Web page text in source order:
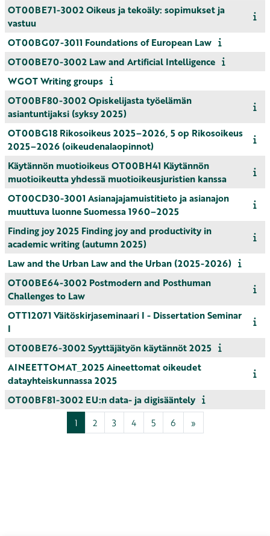
OT00BE71-3002 Oikeus ja tekoäly: sopimukset ja
vastuu
OT00BG07-3011 Foundations of European Law
OT00BE70-3002 Law and Artificial Intelligence
WGOT Writing groups
OT00BF80-3002 Opiskelijasta työelämän
asiantuntijaksi (syksy 2025)
OT00BG18 Rikosoikeus 2025–2026, 5 op Rikosoikeus
2025–2026 (oikeudenalaopinnot)
Käytännön muotioikeus OT00BH41 Käytännön
muotioikeutta yhdessä muotioikeusjuristien kanssa
OT00CD30-3001 Asianajajamuistitieto ja asianajon
muuttuva luonne Suomessa 1960–2025
Finding joy 2025 Finding joy and productivity in
academic writing (autumn 2025)
Law and the Urban Law and the Urban (2025-2026)
OT00BE64-3002 Postmodern and Posthuman
Challenges to Law
OTT12071 Väitöskirjaseminaari I - Dissertation Seminar
I
OT00BE76-3002 Syyttäjätyön käytännöt 2025
AINEETTOMAT_2025 Aineettomat oikeudet
datayhteiskunnassa 2025
OT00BF81-3002 EU:n data- ja digisääntely
1 Page 1
2Page 2
3Page 3
4Page 4
5Page 5
6Page 6
»Page suivante